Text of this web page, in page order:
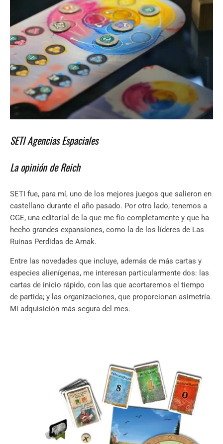
SETI Agencias Espaciales
La opinión de Reich
SETI fue, para mí, uno de los mejores juegos que salieron en
castellano durante el año pasado. Por otro lado, tenemos a
CGE, una editorial de la que me fío completamente y que ha
hecho grandes expansiones, como la de los líderes de Las
Ruinas Perdidas de Arnak.
Entre las novedades que incluye, además de más cartas y
especies alienígenas, me interesan particularmente dos: las
cartas de inicio rápido, con las que acortaremos el tiempo
de partida; y las organizaciones, que proporcionan asimetría.
Mi adquisición más segura del mes.